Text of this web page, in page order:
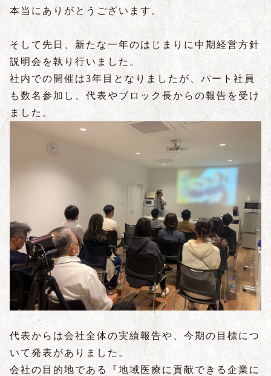
本当にありがとうございます。
そして先日、新たな一年のはじまりに中期経営方針
説明会を執り行いました。
社内での開催は3年目となりましたが、パート社員
も数名参加し、代表やブロック長からの報告を受け
ました。
代表からは会社全体の実績報告や、今期の目標につ
いて発表がありました。
会社の目的地である『地域医療に貢献できる企業に